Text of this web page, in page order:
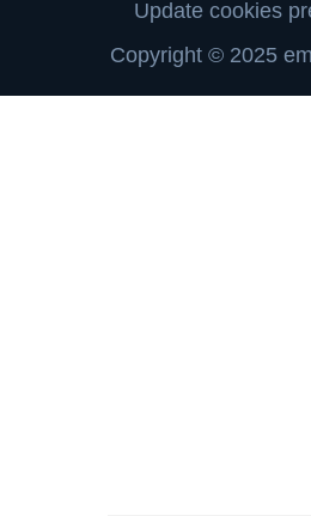
Update cookies
Copyright © 2025